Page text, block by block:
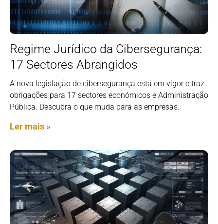
Regime Jurídico da Cibersegurança:
17 Sectores Abrangidos
A nova legislação de cibersegurança está em vigor e traz
obrigações para 17 sectores económicos e Administração
Pública. Descubra o que muda para as empresas.
Ler mais »